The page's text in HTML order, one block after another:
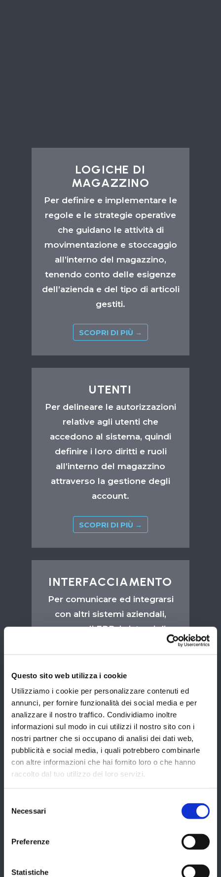
Questo sito web utilizza i cookie
Utilizziamo i cookie per personalizzare contenuti ed
annunci, per fornire funzionalità dei social media e per
analizzare il nostro traffico. Condividiamo inoltre
informazioni sul modo in cui utilizzi il nostro sito con i
nostri partner che si occupano di analisi dei dati web,
pubblicità e social media, i quali potrebbero combinarle
con altre informazioni che hai fornito loro o che hanno
raccolto dal tuo utilizzo dei loro servizi.
delNecessari
Preferenze
Statistiche
LOGICHE DI
MAGAZZINO
Per definire e implementare le
regole e le strategie operative
che guidano le attività di
movimentazione e stoccaggio
all’interno del magazzino,
tenendo conto delle esigenze
dell’azienda e del tipo di articoli
gestiti.
SCOPRI DI PIÙ →
UTENTI
Per delineare le autorizzazioni
relative agli utenti che
accedono al sistema, quindi
definire i loro diritti e ruoli
all’interno del magazzino
attraverso la gestione degli
account.
SCOPRI DI PIÙ →
INTERFACCIAMENTO
Per comunicare ed integrarsi
con altri sistemi aziendali,
come gli ERP, i sistemi di
trasporto, ecc.
SCOPRI DI PIÙ →
ACCESSORI E AREE
ESTERNE
Per gestire accessori e
dispositivi associati ai